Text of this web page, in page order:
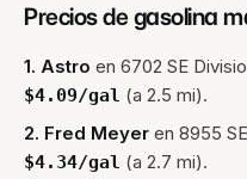
Precios de gasolina
1. Astro en 6702 SE
$4.09/gal (a 2.5 mi).
2. Fred Meyer en 8955
$4.34/gal (a 2.7 mi).